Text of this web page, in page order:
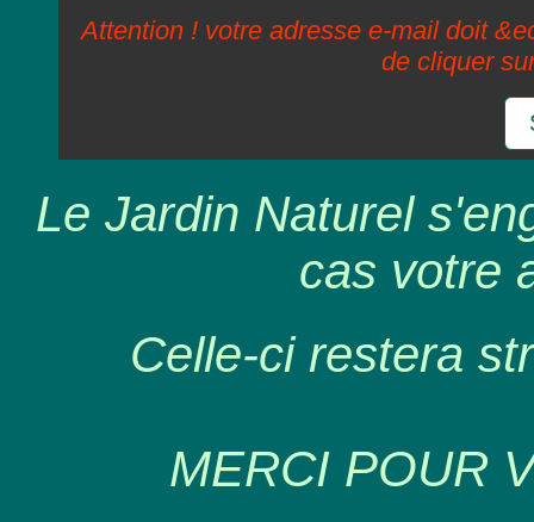
Attention ! votre adresse e-mail doit
de cliquer
Le Jardin Naturel
cas votre
Celle-ci restera
MERCI POUR